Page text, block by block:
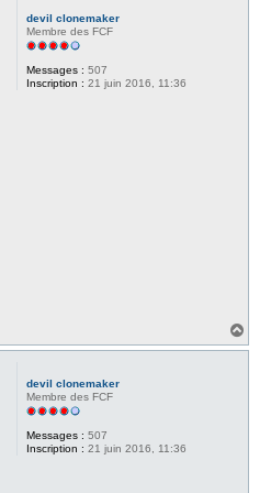
devil clonemaker
Membre des FCF
Messages : 507
Inscription : 21 juin 2016, 11:36
a
devil clonemaker
Membre des FCF
Messages : 507
Inscription : 21 juin 2016, 11:36